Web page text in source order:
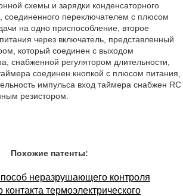
схемы и зарядки конденсаторного
соединенного переключателем с плюсом
на одно приспособление, второе
через включатель, представленный
который соединен с выходом
снабженной регулятором длительности,
соединен кнопкой с плюсом питания,
импульса вход таймера снабжен RC
резистором.
Похожие патенты:
неразрушающего контроля
контакта термоэлектрического